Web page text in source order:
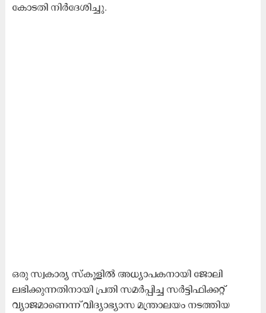
കോടതി നിർദേശിച്ചു.
ഒരു സ്വകാര്യ സ്കൂളിൽ അധ്യാപകനായി ജോലി
ലഭിക്കുന്നതിനായി പ്രതി സമർപ്പിച്ച സർട്ടിഫിക്കറ്റ്
വ്യാജമാണെന്ന് വിദ്യാഭ്യാസ മന്ത്രാലയം നടത്തിയ